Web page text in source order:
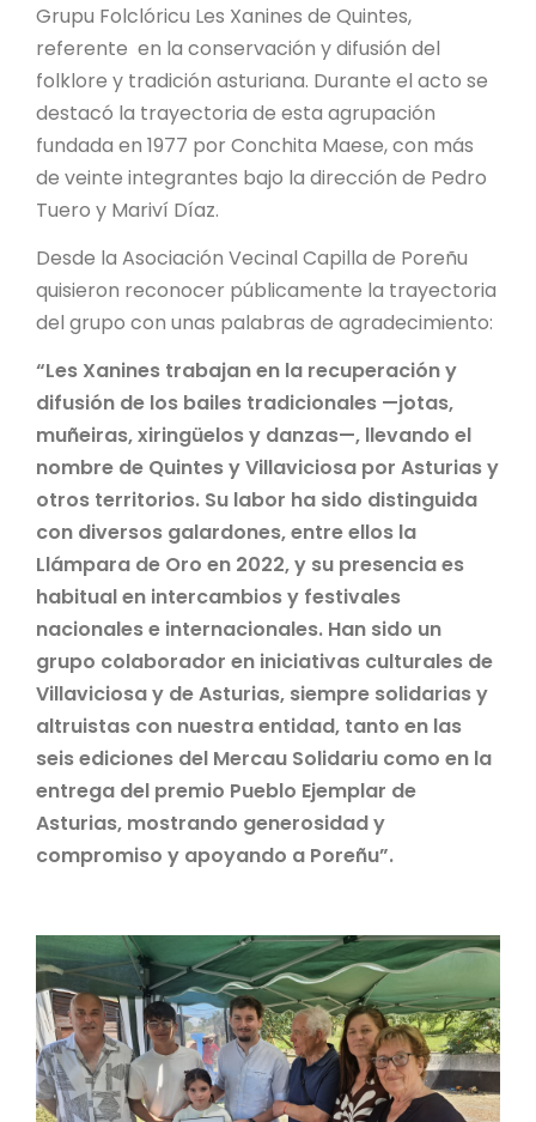
Grupu Folclóricu Les Xanines de Quintes,
referente en la conservación y difusión del
folklore y tradición asturiana. Durante el acto se
destacó la trayectoria de esta agrupación
fundada en 1977 por Conchita Maese, con más
de veinte integrantes bajo la dirección de Pedro
Tuero y Mariví Díaz.
Desde la Asociación Vecinal Capilla de Poreñu
quisieron reconocer públicamente la trayectoria
del grupo con unas palabras de agradecimiento:
“Les Xanines trabajan en la recuperación y
difusión de los bailes tradicionales —jotas,
muñeiras, xiringüelos y danzas—, llevando el
nombre de Quintes y Villaviciosa por Asturias y
otros territorios. Su labor ha sido distinguida
con diversos galardones, entre ellos la
Llámpara de Oro en 2022, y su presencia es
habitual en intercambios y festivales
nacionales e internacionales. Han sido un
grupo colaborador en iniciativas culturales de
Villaviciosa y de Asturias, siempre solidarias y
altruistas con nuestra entidad, tanto en las
seis ediciones del Mercau Solidariu como en la
entrega del premio Pueblo Ejemplar de
Asturias, mostrando generosidad y
compromiso y apoyando a Poreñu”.